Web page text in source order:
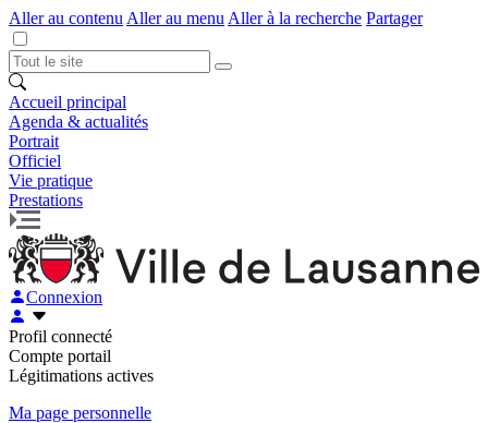
Aller au contenu Aller au menu Aller à la recherche Partager
Accueil principal
Agenda & actualités
Portrait
Officiel
Vie pratique
Prestations
Connexion
Profil connecté
Compte portail
Légitimations actives
Ma page personnelle